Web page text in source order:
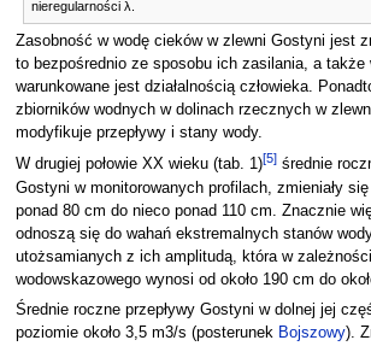
nieregularności λ.
Zasobność w wodę cieków w zlewni Gostyni jest
to bezpośrednio ze sposobu ich zasilania, a także
warunkowane jest działalnością człowieka.
zbiorników wodnych w dolinach rzecznych w
modyfikuje przepływy i stany wody.
W drugiej połowie XX wieku (tab. 1)[5]średnie
Gostyni w monitorowanych profilach, zmieniały
ponad 80 cm do nieco ponad 110 cm. Znacznie
odnoszą się do wahań ekstremalnych stanów
utożsamianych z ich amplitudą, która w
wodowskazowego wynosi od około 190 cm do
Średnie roczne przepływy Gostyni w dolnej jej
poziomie około 3,5 m3/s (posterunek Bojszowy).